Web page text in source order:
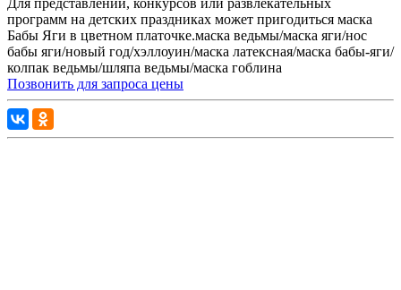
программ на детских праздниках может пригодиться маска
Бабы Яги в цветном платочке.маска ведьмы/маска яги/нос
бабы яги/новый год/хэллоуин/маска латексная/маска бабы-яги/
колпак ведьмы/шляпа ведьмы/маска гоблина
Позвонить для запроса цены